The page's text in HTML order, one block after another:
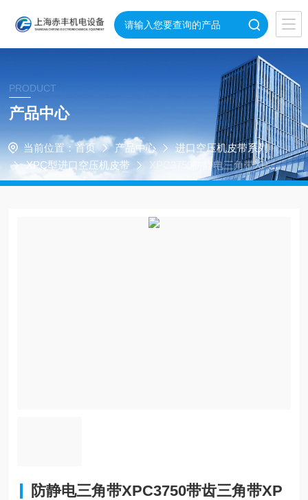
PRODUCT
产品中心
当前位置： 首页 产品中心
进口空压机皮带系列
XPC型进口空压机皮带
XPC3750防静电三角带XPC
3750带齿三角带XPC3750
防静电三角带XPC3750带齿三角带XP